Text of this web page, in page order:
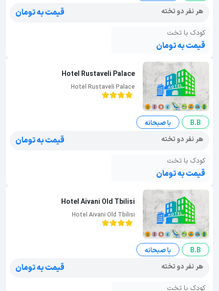
هر نفر دو تخته
قیمت به تومان
کودک با تخت
قیمت به تومان
Hotel Rustaveli Palace
Hotel Rustaveli Palace
B.B
با صبحانه
هر نفر دو تخته
قیمت به تومان
کودک با تخت
قیمت به تومان
Hotel Aivani Old Tbilisi
Hotel Aivani Old Tbilisi
B.B
با صبحانه
هر نفر دو تخته
قیمت به تومان
کودک با تخت